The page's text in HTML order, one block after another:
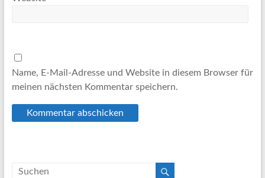
Name, E-Mail-Adresse und Website in diesem Browser für
meinen nächsten Kommentar speichern.